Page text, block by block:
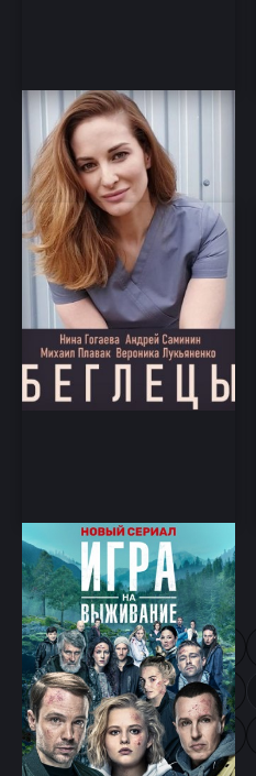
Беглецы
Комедия, Приключения
Игра на выживание
Триллер, Приключения
1 ... 11 12 13
19